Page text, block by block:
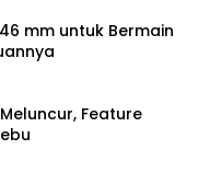
mm untuk Bermain
Feature